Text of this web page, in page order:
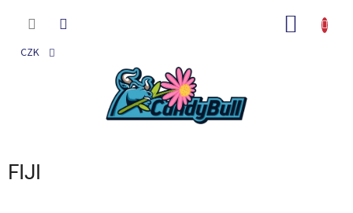
CZK
FIJI